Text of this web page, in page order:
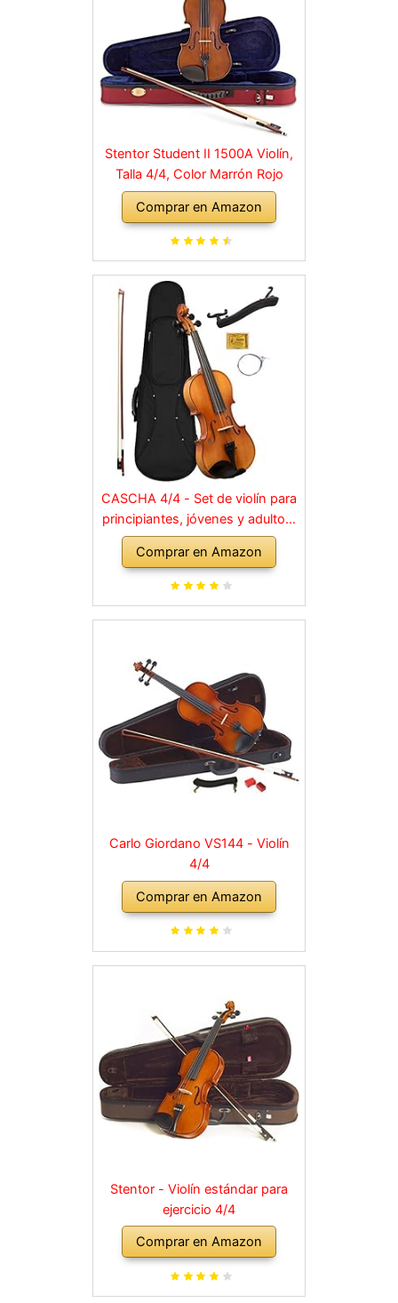
Stentor Student II 1500A Violín,
Talla 4/4, Color Marrón Rojo
Comprar en Amazon
CASCHA 4/4 - Set de violín para
principiantes, jóvenes y adultos,
violín macizo con arco, colofonia,
cuerdas de repuesto, soporte
para hombro, maletín, abeto
Comprar en Amazon
Carlo Giordano VS144 - Violín
4/4
Comprar en Amazon
Stentor - Violín estándar para
ejercicio 4/4
Comprar en Amazon